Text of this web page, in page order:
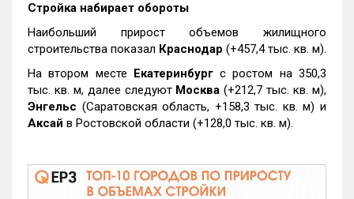
Стройка набирает обороты
Наибольший прирост объемов жилищного
строительства показал Краснодар (+457,4 тыс. кв. м).
На втором месте Екатеринбургс ростом на 350,3
тыс. кв. м, далее следуют Москва (+212,7 тыс. кв. м),
Энгельс (Саратовская область, +158,3 тыс. кв. м) и
Аксай в Ростовской области (+128,0 тыс. кв. м).